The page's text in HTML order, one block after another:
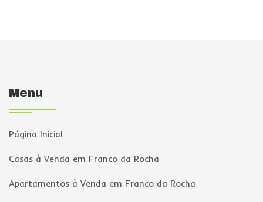
Menu
Página Inicial
Casas à Venda em Franco da Rocha
Apartamentos à Venda em Franco da Rocha